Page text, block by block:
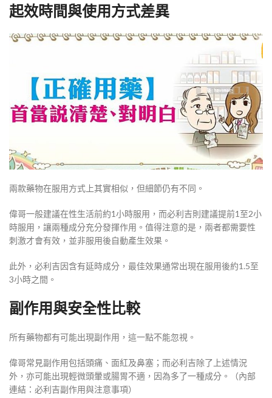
起效時間與使用方式差異
兩款藥物在服用方式上其實相似，但細節仍有不同。
偉哥一般建議在性生活前約1小時服用，而必利吉則建議提前1至2小
時服用，讓兩種成分充分發揮作用。值得注意的是，兩者都需要性
刺激才會有效，並非服用後自動產生效果。
此外，必利吉因含有延時成分，最佳效果通常出現在服用後約1.5至
3小時之間。
副作用與安全性比較
所有藥物都有可能出現副作用，這一點不能忽視。
偉哥常見副作用包括頭痛、面紅及鼻塞；而必利吉除了上述情況
外，亦可能出現輕微頭暈或腸胃不適，因為多了一種成分。（內部
連結：必利吉副作用與注意事項）